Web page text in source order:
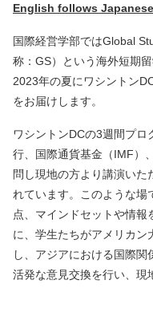
English follows Japanese
国際経営学部ではGlobal
称：GS）という海外短期
2023年の夏にワシントン
をお届けします。
ワシントンDCの3週間プ
行、国際通貨基金（IMF）
問し現地の方より講演いた
れています。このような場
点、マインドセットや情報
に、学生たちがアメリカン
し、アジアにおける国際関
活発な意見交換を行い、現